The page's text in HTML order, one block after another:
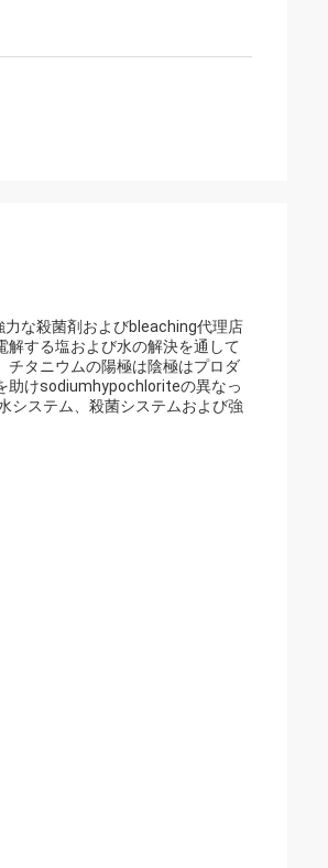
な殺菌剤およびbleaching代理店
する塩および水の解決を通して
チタニウムの陽極は陰極はプロダ
助けsodiumhypochloriteの異なっ
システム、殺菌システムおよび強